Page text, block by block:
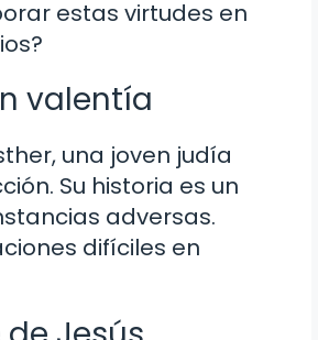
estas virtudes en
valentía
una joven judía
Su historia es un
adversas.
difíciles en